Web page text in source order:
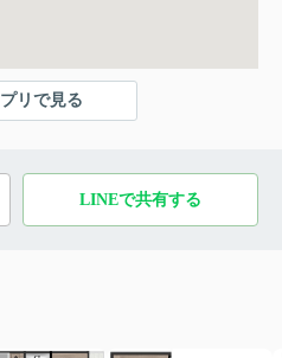
リで見る
LINEで共有する